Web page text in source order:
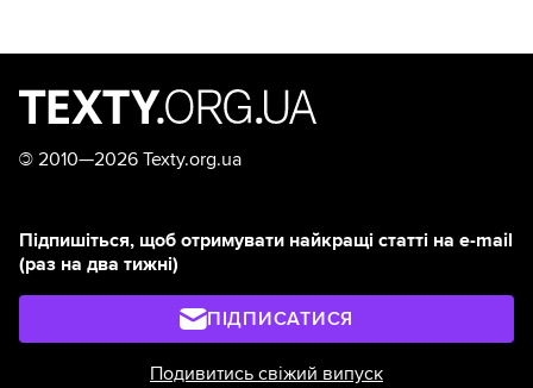
© 2010—2026 Texty.org.ua
Підпишіться, щоб отримувати найкращі статті на e-mail
(раз на два тижні)
ПІДПИСАТИСЯ
Подивитись свіжий випуск